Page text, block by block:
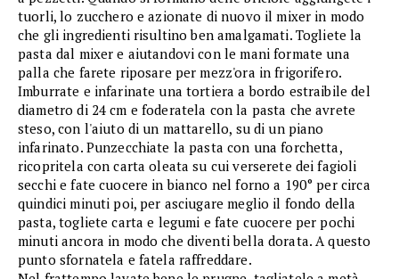
tuorli, lo zucchero e azionate di nuovo il mixer in modo
che gli ingredienti risultino ben amalgamati. Togliete la
pasta dal mixer e aiutandovi con le mani formate una
palla che farete riposare per mezz'ora in frigorifero.
Imburrate e infarinate una tortiera a bordo estraibile del
diametro di 24 cm e foderatela con la pasta che avrete
steso, con l'aiuto di un mattarello, su di un piano
infarinato. Punzecchiate la pasta con una forchetta,
ricopritela con carta oleata su cui verserete dei fagioli
secchi e fate cuocere in bianco nel forno a 190° per circa
quindici minuti poi, per asciugare meglio il fondo della
pasta, togliete carta e legumi e fate cuocere per pochi
minuti ancora in modo che diventi bella dorata. A questo
punto sfornatela e fatela raffreddare.